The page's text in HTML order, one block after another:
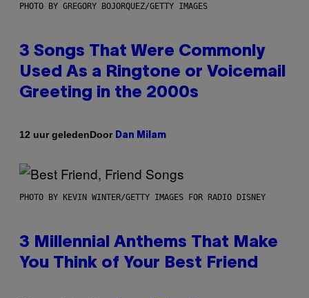
PHOTO BY GREGORY BOJORQUEZ/GETTY IMAGES
3 Songs That Were Commonly
Used As a Ringtone or Voicemail
Greeting in the 2000s
12 uur geledenDoor Dan Milam
PHOTO BY KEVIN WINTER/GETTY IMAGES FOR RADIO DISNEY
3 Millennial Anthems That Make
You Think of Your Best Friend